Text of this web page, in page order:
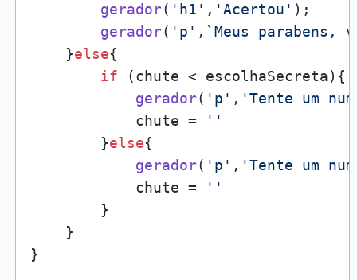
gerador( 'h1' , 'Acertou' );
gerador( 'p' , `Meus parabens,
    }
else{
if (chute < escolhaSecreta){
gerador( 'p' , 'Tente um
            chute =
''
        }
else{
gerador( 'p' , 'Tente um
            chute =
''
        }
    }
}